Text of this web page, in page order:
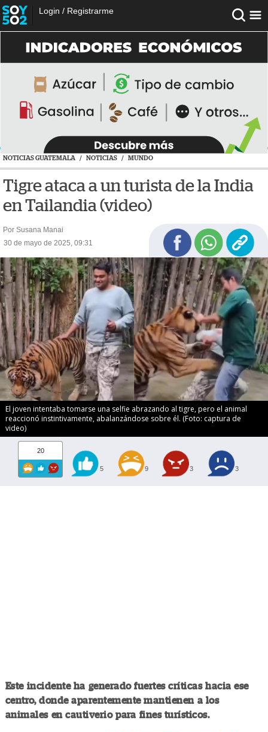
Login / Registrarme
NOTICIAS GUATEMALA / NOTICIAS / MUNDO
Tigre ataca a un turista de la India
en Tailandia (video)
Por Susana Manai
30 de mayo de 2025, 09:31
El joven intentaba tomarse una selfie abrazando al tigre, pero el animal
reaccionó instintivamente, abalanzándose sobre él. (Foto: captura de
video)
20
5 9 3 3
Este incidente ha generado fuertes críticas hacia ese
centro, donde aparentemente mantienen a los
animales en cautiverio para fines turísticos.